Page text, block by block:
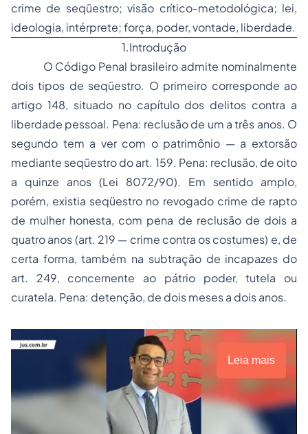
crime de seqüestro; visão crítico-metodológica; lei,
ideologia, intérprete; força, poder, vontade, liberdade.
1.Introdução
O Código Penal brasileiro admite nominalmente
dois tipos de seqüestro. O primeiro corresponde ao
artigo 148, situado no capítulo dos delitos contra a
liberdade pessoal. Pena: reclusão de um a três anos. O
segundo tem a ver com o patrimônio — a extorsão
mediante seqüestro do art. 159. Pena: reclusão, de oito
a quinze anos (Lei 8072/90). Em sentido amplo,
porém, existia seqüestro no revogado crime de rapto
de mulher honesta, com pena de reclusão de dois a
quatro anos (art. 219 — crime contra os costumes) e, de
certa forma, também na subtração de incapazes do
art. 249, concernente ao pátrio poder, tutela ou
curatela. Pena: detenção, de dois meses a dois anos.
Leia mais